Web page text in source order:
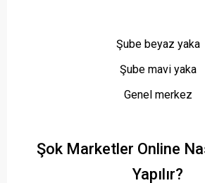
Şube beyaz yaka
Şube mavi yaka
Genel merkez
Şok Marketler Online
Yapılır?